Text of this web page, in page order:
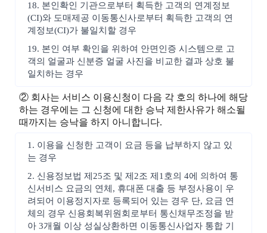
18. 본인확인 기관으로부터 획득한 고객의 연계정보
(CI)와 도매제공 이동통신사로부터 획득한 고객의 연
계정보(CI)가 불일치할 경우
19. 본인 여부 확인을 위하여 안면인증 시스템으로 고
객의 얼굴과 신분증 얼굴 사진을 비교한 결과 상호 불
일치하는 경우
② 회사는 서비스 이용신청이 다음 각 호의 하나에 해당
하는 경우에는 그 신청에 대한 승낙 제한사유가 해소될
때까지는 승낙을 하지 아니합니다.
1. 이용을 신청한 고객이 요금 등을 납부하지 않고 있
는 경우
2. 신용정보법 제25조 및 제2조 제1호의 4에 의하여 통
신서비스 요금의 연체, 휴대폰 대출 등 부정사용이 우
려되어 이용정지자로 등록되어 있는 경우 단, 요금 연
체의 경우 신용회복위원회로부터 통신채무조정을 받
아 3개월 이상 성실상환하면 이동통신사업자 통합 기